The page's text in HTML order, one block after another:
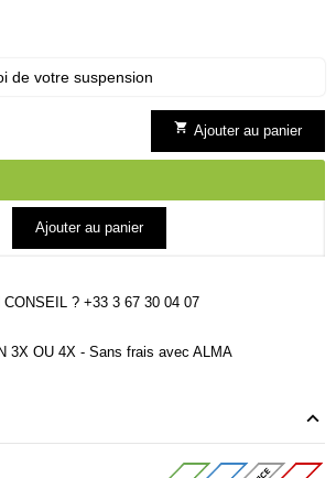
de votre suspension
 Ajouter au panier
Ajouter au panier
CONSEIL ? +33 3 67 30 04 07
3X OU 4X - Sans frais avec ALMA